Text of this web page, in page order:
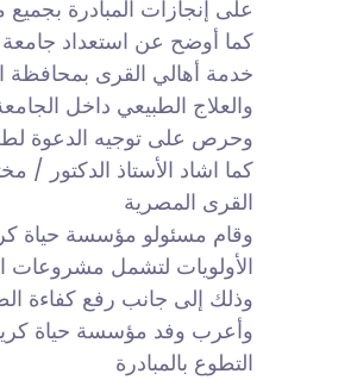
على إنجازات المبادرة
كما أوضح عن استعداد جامعة
خدمة أهالي القرى بمحافظة
والعلاج الطبيعي داخل
وحرص على توجيه الدعوة
كما اشاد الأستاذ الدكتور /
القرى المصرية
وقام مسئولو مؤسسة حياة
الأولويات لتشمل مشروعات
وذلك إلى جانب رفع كفاءة
وأعرب وفد مؤسسة حياة
التطوع بالمبادرة